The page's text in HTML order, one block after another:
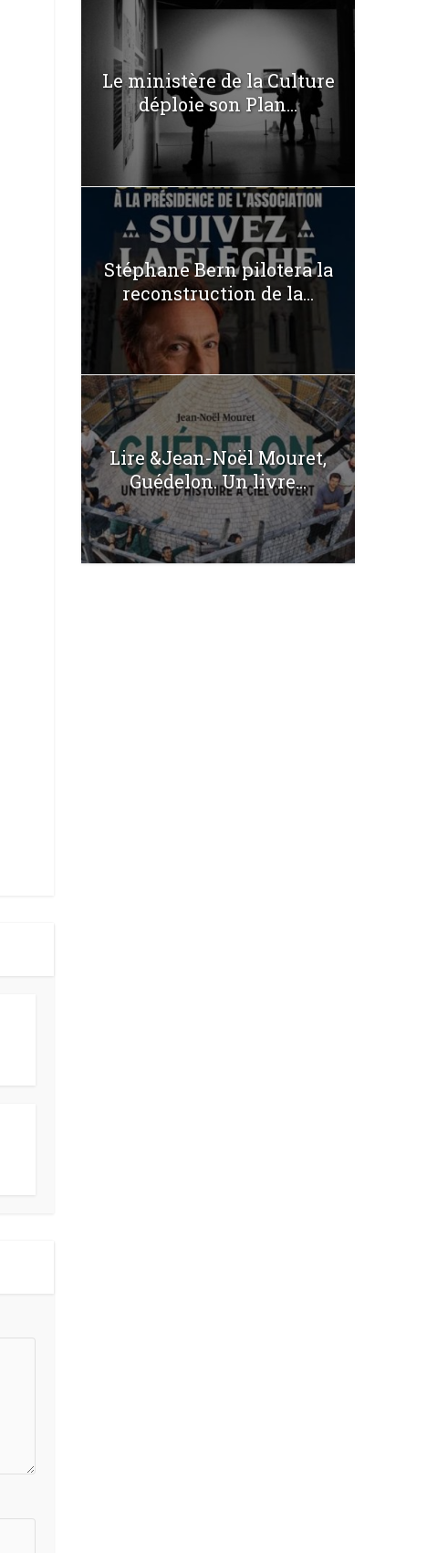
Le ministère de la Culture
déploie son Plan...
Stéphane Bern pilotera la
reconstruction de la...
Lire &Jean-Noël Mouret,
Guédelon. Un livre...